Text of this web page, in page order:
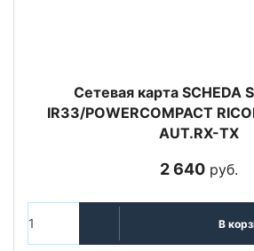
Сетевая карта SCHEDA
IR33/POWERCOMPACT
AUT.RX-TX
2 640 руб.
В